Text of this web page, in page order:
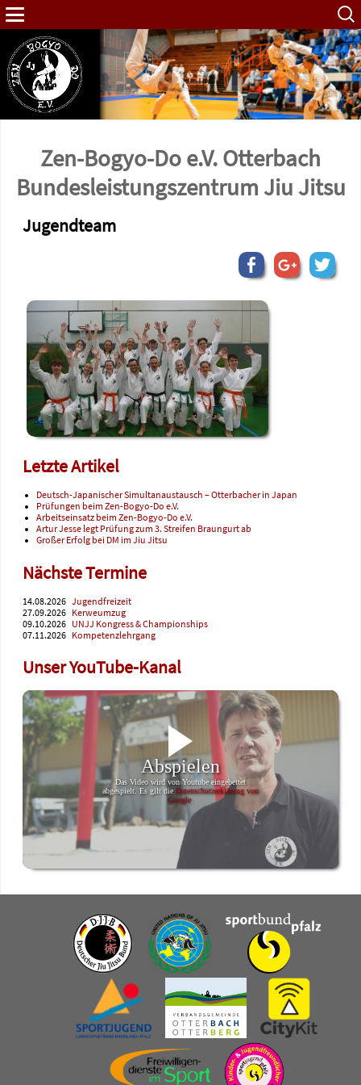
Suche
nach:
Zen-Bogyo-Do e.V. Otterbach
Bundes­leistungs­zentrum Jiu Jitsu
Jugendteam
Letzte Artikel
Deutsch-Japanischer Simultanaustausch – Otterbacher in Japan
Prüfungen beim Zen-Bogyo-Do e.V.
Arbeitseinsatz beim Zen-Bogyo-Do e.V.
Artur Jesse legt Prüfung zum 3. Streifen Braungurt ab
Großer Erfolg bei DM im Jiu Jitsu
Nächste Termine
14.08.2026 Jugendfreizeit
27.09.2026 Kerweumzug
09.10.2026 UNJJ Kongress & Championships
07.11.2026 Kompetenzlehrgang
Unser YouTube-Kanal